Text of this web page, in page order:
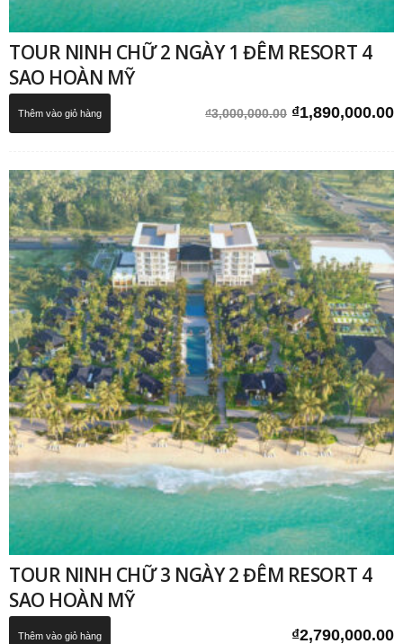
TOUR NINH CHỮ 2 NGÀY 1 ĐÊM RESORT 4
SAO HOÀN MỸ
₫3,000,000.00 Giá
₫3,000,000.00.
₫1,890,000.00
Thêm vào giỏ hàng
TOUR NINH CHỮ 3 NGÀY 2 ĐÊM RESORT 4
SAO HOÀN MỸ
₫2,790,000.00
Thêm vào giỏ hàng